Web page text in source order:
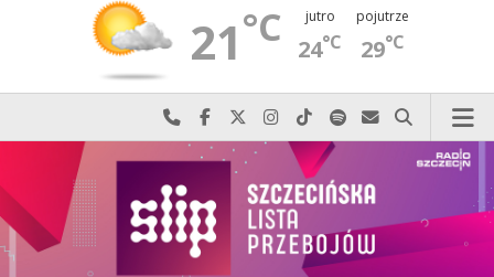
21°C jutro
24°C
pojutrze
29°C
Najlepiej po prostu do nas zadzwoń
Odwiedź nas na Facebook-u
Odwiedź nas na X
Odwiedź nas na Instagram-ie
Odwiedź nas na TikTok-u
Szukaj nas na Spotify
Wyślij do nas
Szukaj